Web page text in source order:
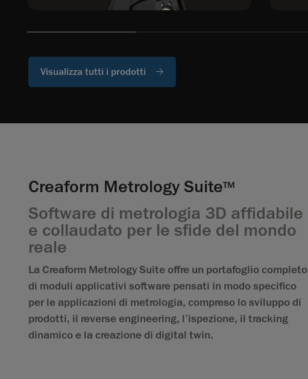
Visualizza tutti i prodotti
Creaform Metrology SuiteTM
Software di metrologia 3D affidabile
e collaudato per le sfide del mondo
reale
La Creaform Metrology Suite offre un portafoglio completo
di moduli applicativi software pensati in modo specifico
per le applicazioni di metrologia, compreso lo sviluppo di
prodotti, il reverse engineering, l’ispezione, il tracking
dinamico e la creazione di digital twin.